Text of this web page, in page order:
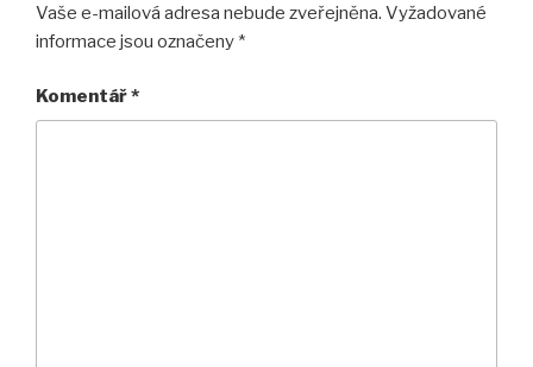
Vaše e-mailová adresa nebude zveřejněna. Vyžadované
informace jsou označeny *
Komentář*